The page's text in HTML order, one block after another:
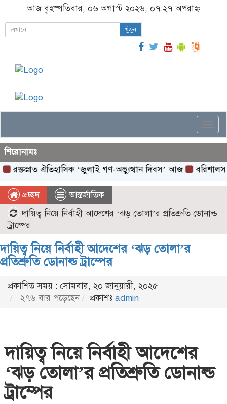
আজ বৃহস্পতিবার, ০৬ অগাস্ট ২০২৬, ০৭:২৭ অপরাহ্ন
খুঁজুন
শিরোনামঃ
ঐতিহাসিক ‌‘জুলাই গণ-অভ্যুত্থান দিবস’ আজ
বরিশালসহ
প্রচ্ছদ
আন্তর্জাতিক
দায়িত্ব নিয়ে নির্বাহী আদেশের ‘ঝড় তোলা’র প্রতিশ্রুতি ডোনাল্ড
ট্রাম্পের
দায়িত্ব নিয়ে নির্বাহী আদেশের ‘ঝড় তোলা’র
প্রতিশ্রুতি ডোনাল্ড ট্রাম্পের
প্রকাশিত সময় : সোমবার, ২০ জানুয়ারী, ২০২৫
২৭৬ বার পড়েছেন
প্রকাশঃ admin
দায়িত্ব নিয়ে নির্বাহী আদেশের
‘ঝড় তোলা’র প্রতিশ্রুতি ডোনাল্ড
ট্রাম্পের